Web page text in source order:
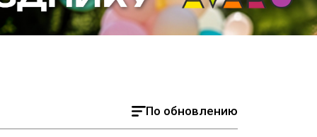
По обновлению